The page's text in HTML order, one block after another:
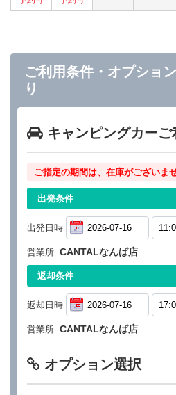
ご利用条件・オプショ
り
キャンピングカー
ご指定の期間は、在庫がございま
出発条件
出発日時
営業所 CANTALなんば店
返却条件
返却日時
営業所 CANTALなんば店
オプション選択